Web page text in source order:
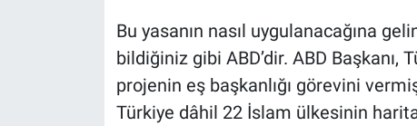
Bu yasanın nasıl uygulanacağına
bildiğiniz gibi ABD’dir. ABD Başkanı,
projenin eş başkanlığı görevini
Türkiye dâhil 22 İslam ülkesinin